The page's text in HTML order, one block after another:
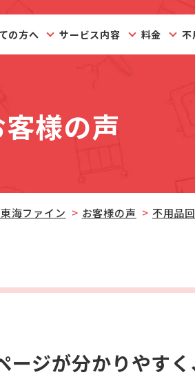
の方へ サービス内容 料金 不
客様の声
海ファイン お客様の声 不用品
ージが分かりやす